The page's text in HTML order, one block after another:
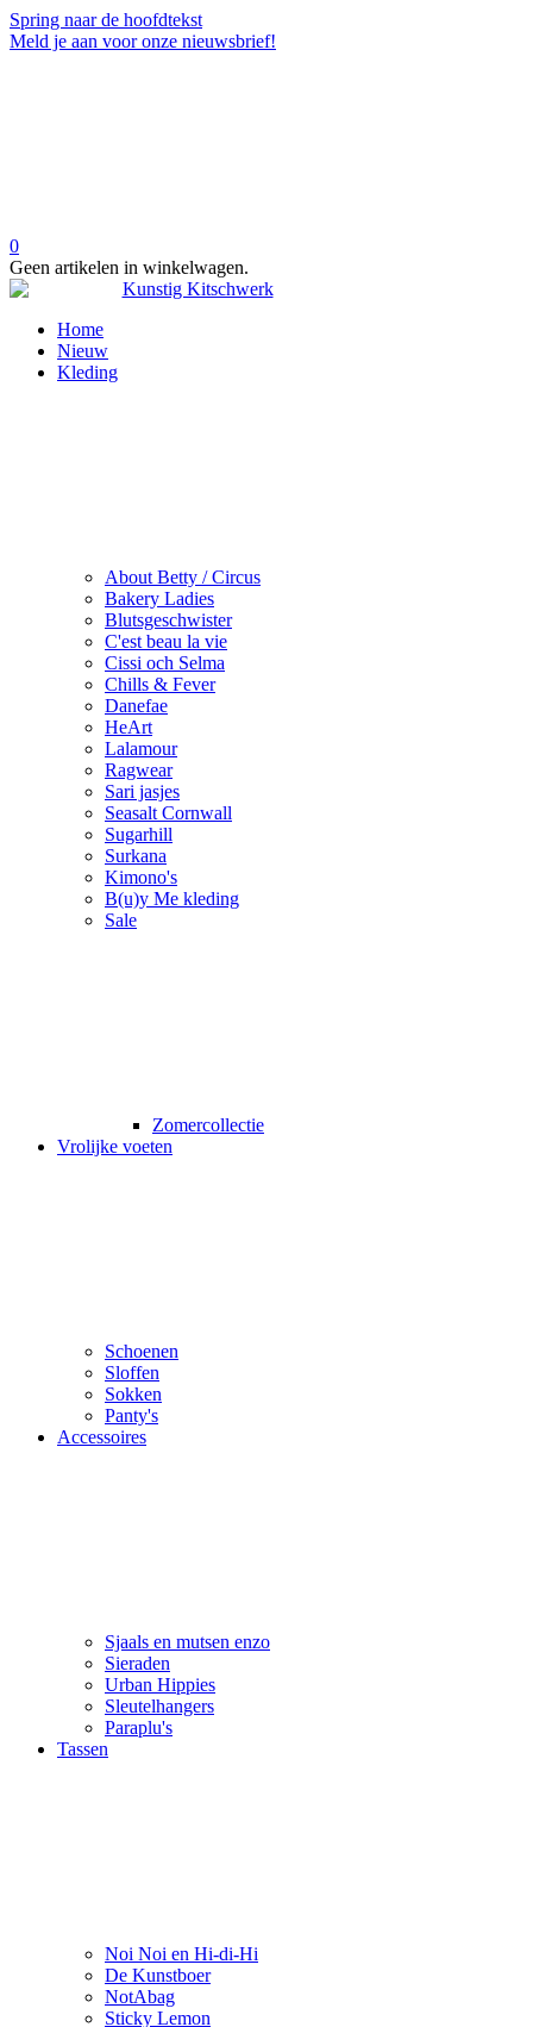
Spring naar de hoofdtekst
Meld je aan voor onze nieuwsbrief!
0
Geen artikelen in winkelwagen.
Home
Nieuw
Kleding
About Betty / Circus
Bakery Ladies
Blutsgeschwister
C'est beau la vie
Cissi och Selma
Chills & Fever
Danefae
HeArt
Lalamour
Ragwear
Sari jasjes
Seasalt Cornwall
Sugarhill
Surkana
Kimono's
B(u)y Me kleding
Sale
Zomercollectie
Vrolijke voeten
Schoenen
Sloffen
Sokken
Panty's
Accessoires
Sjaals en mutsen enzo
Sieraden
Urban Hippies
Sleutelhangers
Paraplu's
Tassen
Noi Noi en Hi-di-Hi
De Kunstboer
NotAbag
Sticky Lemon